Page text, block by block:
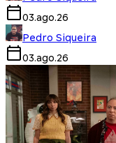
03.ago.26
Pedro Siqueira
03.ago.26